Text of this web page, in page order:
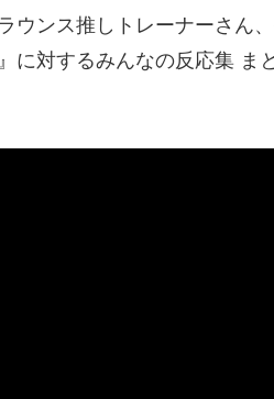
ウンス推しトレーナーさん
に対するみんなの反応集 ま